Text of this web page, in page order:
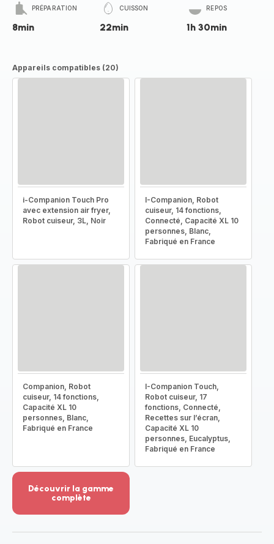
PRÉPARATION
8min
CUISSON
22min
REPOS
1h 30min
Appareils compatibles (20)
i-Companion Touch Pro
avec extension air fryer,
Robot cuiseur, 3L, Noir
I-Companion, Robot
cuiseur, 14 fonctions,
Connecté, Capacité XL 10
personnes, Blanc,
Fabriqué en France
Companion, Robot
cuiseur, 14 fonctions,
Capacité XL 10
personnes, Blanc,
Fabriqué en France
I-Companion Touch,
Robot cuiseur, 17
fonctions, Connecté,
Recettes sur l’écran,
Capacité XL 10
personnes, Eucalyptus,
Fabriqué en France
Découvrir la gamme
complète
-